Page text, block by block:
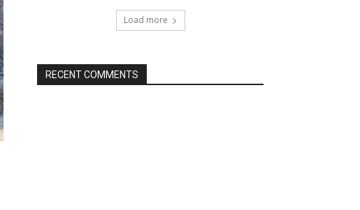
Load more
RECENT COMMENTS